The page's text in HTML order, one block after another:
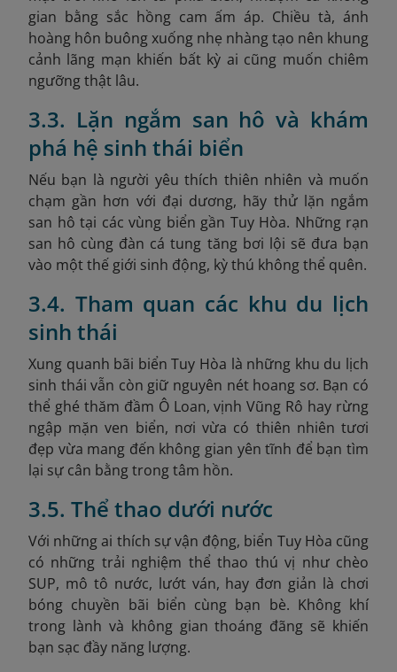
gian bằng sắc hồng cam ấm áp. Chiều tà, ánh
hoàng hôn buông xuống nhẹ nhàng tạo nên khung
cảnh lãng mạn khiến bất kỳ ai cũng muốn chiêm
ngưỡng thật lâu.
3.3. Lặn ngắm san hô và khám
phá hệ sinh thái biển
Nếu bạn là người yêu thích thiên nhiên và muốn
chạm gần hơn với đại dương, hãy thử lặn ngắm
san hô tại các vùng biển gần Tuy Hòa. Những rạn
san hô cùng đàn cá tung tăng bơi lội sẽ đưa bạn
vào một thế giới sinh động, kỳ thú không thể quên.
3.4. Tham quan các khu du lịch
sinh thái
Xung quanh bãi biển Tuy Hòa là những khu du lịch
sinh thái vẫn còn giữ nguyên nét hoang sơ. Bạn có
thể ghé thăm đầm Ô Loan, vịnh Vũng Rô hay rừng
ngập mặn ven biển, nơi vừa có thiên nhiên tươi
đẹp vừa mang đến không gian yên tĩnh để bạn tìm
lại sự cân bằng trong tâm hồn.
3.5. Thể thao dưới nước
Với những ai thích sự vận động, biển Tuy Hòa cũng
có những trải nghiệm thể thao thú vị như chèo
SUP, mô tô nước, lướt ván, hay đơn giản là chơi
bóng chuyền bãi biển cùng bạn bè. Không khí
trong lành và không gian thoáng đãng sẽ khiến
bạn sạc đầy năng lượng.